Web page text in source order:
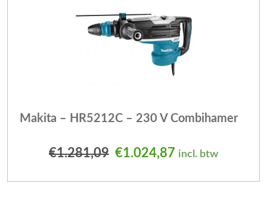
Makita – HR5212C – 230 V Combihamer
€1.281,09 Oorspronkelijke prijs
€1.024,87 Huidige prijs
incl. btw